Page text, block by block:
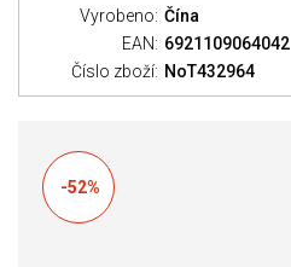
Vyrobeno: Čína
EAN: 6921109064042
Číslo zboží: NoT432964
-52%